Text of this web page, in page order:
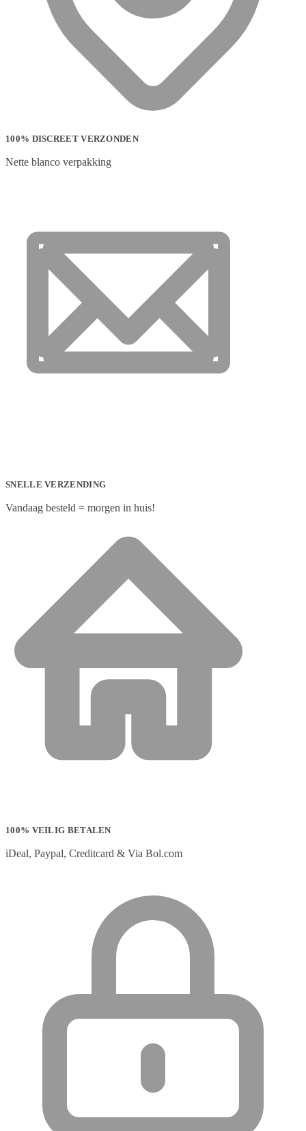
100% DISCREET VERZONDEN
Nette blanco verpakking
SNELLE VERZENDING
Vandaag besteld = morgen in huis!
100% VEILIG BETALEN
iDeal, Paypal, Creditcard & Via Bol.com